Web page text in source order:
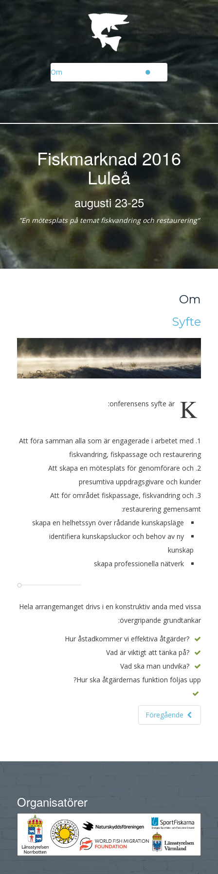
Om
Fiskmarknad 2016
Luleå
23-25 augusti
“En mötesplats på temat fiskvandring och restaurering”
Om
Syfte
K
onferensens syfte är:
Att föra samman alla som är engagerade i arbetet med
fiskvandring, fiskpassage och restaurering
Att skapa en mötesplats för genomförare och
presumtiva uppdragsgivare och kunder
Att för området fiskpassage, fiskvandring och
restaurering gemensamt:
skapa en helhetssyn över rådande kunskapsläge
identifiera kunskapsluckor och behov av ny
kunskap
skapa professionella nätverk
Hela arrangemanget drivs i en konstruktiv anda med vissa
övergripande grundtankar:
Hur åstadkommer vi effektiva åtgärder?
Vad är viktigt att tänka på?
Vad ska man undvika?
Hur ska åtgärdernas funktion följas upp?
Organisatörer